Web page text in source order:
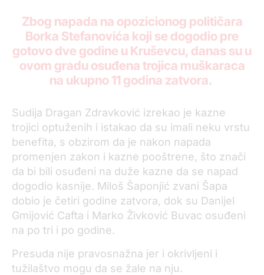
Zbog napada na opozicionog političara
Borka Stefanovića koji se dogodio pre
gotovo dve godine u Kruševcu, danas su u
ovom gradu osuđena trojica muškaraca
na ukupno 11 godina zatvora.
Sudija Dragan Zdravković izrekao je kazne
trojici optuženih i istakao da su imali neku vrstu
benefita, s obzirom da je nakon napada
promenjen zakon i kazne pooštrene, što znači
da bi bili osuđeni na duže kazne da se napad
dogodio kasnije. Miloš Šaponjić zvani Šapa
dobio je četiri godine zatvora, dok su Danijel
Gmijović Cafta i Marko Živković Buvac osuđeni
na po tri i po godine.
Presuda nije pravosnažna jer i okrivljeni i
tužilaštvo mogu da se žale na nju.